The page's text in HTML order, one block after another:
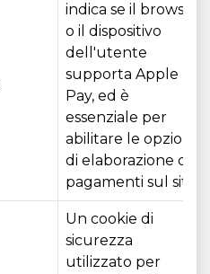
indica se il browser
o il dispositivo
dell'utente
supporta Apple
Pay, ed è
essenziale per
abilitare le opzioni
di elaborazione dei
pagamenti sul sito.
Un cookie di
sicurezza
utilizzato per